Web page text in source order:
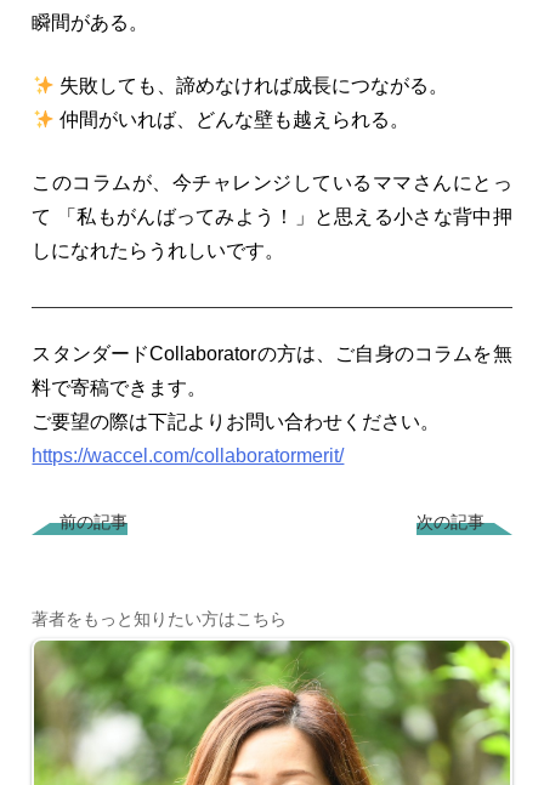
瞬間がある。
失敗しても、諦めなければ成長につながる。
仲間がいれば、どんな壁も越えられる。
このコラムが、今チャレンジしているママさんにとっ
て 「私もがんばってみよう！」と思える小さな背中押
しになれたらうれしいです。
スタンダードCollaboratorの方は、ご自身のコラムを無
料で寄稿できます。
ご要望の際は下記よりお問い合わせください。
https://waccel.com/collaboratormerit/
前の記事 次の記事
著者をもっと知りたい方はこちら